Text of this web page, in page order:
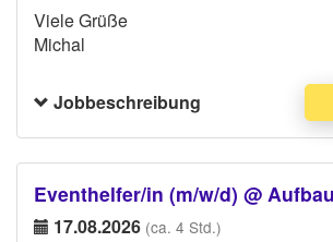
Viele Grüße
Michal
Jobbeschreibung
17.08.2026 (ca. 4 Std.)